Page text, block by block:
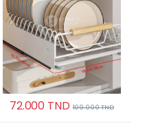
72.000 TND 109.000TND